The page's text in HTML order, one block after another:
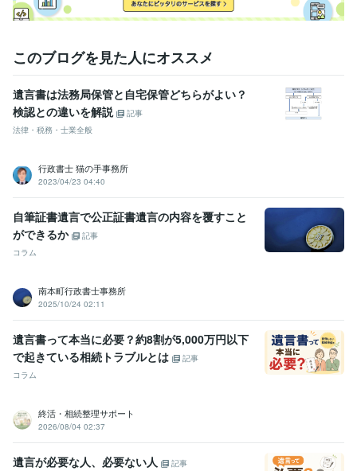
得意分野
相続 行政書士 戸籍 相続関係説明図 相続
このブログを見た人にオススメ
遺言書は法務局保管と自宅保管どちらがよい？
検認との違いを解説
記事
法律・税務・士業全般
行政書士 猫の手事務所
2023/04/23 04:40
自筆証書遺言で公正証書遺言の内容を覆すこと
ができるか
記事
コラム
南本町行政書士事務所
2025/10/24 02:11
遺言書って本当に必要？約8割が5,000万円以下
で起きている相続トラブルとは
記事
コラム
終活・相続整理サポート
2026/08/04 02:37
遺言が必要な人、必要ない人
記事